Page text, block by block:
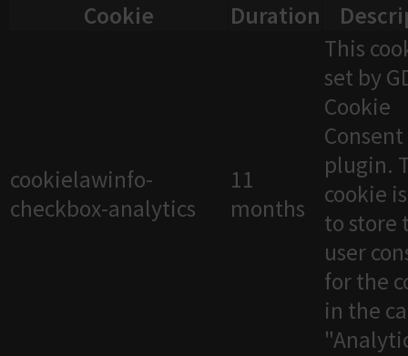
Cookie
Duration
cookielawinfo-
checkbox-analytics
11
months
This
set by
Cookie
Consent
plugin.
cookie
to store
user
for the
in the